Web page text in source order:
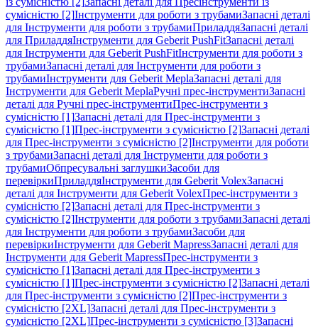
сумісністю [2]Інструменти для роботи з трубамиЗапасні деталі
для Інструменти для роботи з трубамиПриладдяЗапасні деталі
для ПриладдяІнструменти для Geberit PushFitЗапасні деталі
для Інструменти для Geberit PushFitІнструменти для роботи з
трубамиЗапасні деталі для Інструменти для роботи з
трубамиІнструменти для Geberit MeplaЗапасні деталі для
Інструменти для Geberit MeplaРучні прес-інструментиЗапасні
деталі для Ручні прес-інструментиПрес-інструменти з
сумісністю [1]Запасні деталі для Прес-інструменти з
сумісністю [1]Прес-інструменти з сумісністю [2]Запасні деталі
для Прес-інструменти з сумісністю [2]Інструменти для роботи
з трубамиЗапасні деталі для Інструменти для роботи з
трубамиОбпресувальні заглушкиЗасоби для
перевіркиПриладдяІнструменти для Geberit VolexЗапасні
деталі для Інструменти для Geberit VolexПрес-інструменти з
сумісністю [2]Запасні деталі для Прес-інструменти з
сумісністю [2]Інструменти для роботи з трубамиЗапасні деталі
для Інструменти для роботи з трубамиЗасоби для
перевіркиІнструменти для Geberit MapressЗапасні деталі для
Інструменти для Geberit MapressПрес-інструменти з
сумісністю [1]Запасні деталі для Прес-інструменти з
сумісністю [1]Прес-інструменти з сумісністю [2]Запасні деталі
для Прес-інструменти з сумісністю [2]Прес-інструменти з
сумісністю [2XL]Запасні деталі для Прес-інструменти з
сумісністю [2XL]Прес-інструменти з сумісністю [3]Запасні